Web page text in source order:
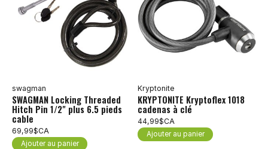
swagman
SWAGMAN Locking Threaded
Hitch Pin 1/2" plus 6.5 pieds
cable
69,99$CA
Ajouter au panier
Kryptonite
KRYPTONITE Kryptoflex 1018
cadenas à clé
44,99$CA
Ajouter au panier